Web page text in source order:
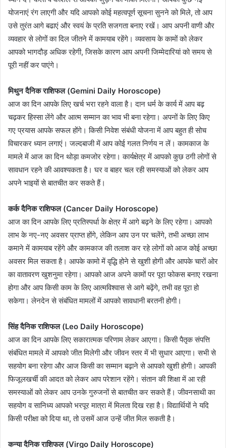
योजनाएं रंग लाएगी और यदि आपको कोई महत्वपूर्ण सूचना सुनने को मिले, तो आप
उसे तुरंत आगे बढाएं और स्वयं के प्रति सजगता बनाए रखें। आप अपनी वाणी और
व्यवहार से लोगों का दिल जीतने में कामयाब रहेंगे। व्यवसाय के कामों को लेकर
आपको भागदौड़ अधिक रहेगी, जिसके कारण आप अपनी जिम्मेदारियां को समय से
पूरी नहीं कर पाएंगे।
मिथुन दैनिक राशिफल (Gemini Daily Horoscope)
आज का दिन आपके लिए खर्च भरा रहने वाला है। दान धर्म के कार्य में आप बढ़
चढ़कर हिस्सा लेंगे और आत्म सम्मान का भाव भी बना रहेगा। अपनों के लिए किए
गए प्रयास आपके सफल होंगे। किसी निवेश संबंधी योजना में आप बहुत ही सोच
विचारकर ध्यान लगाएं। जल्दबाजी में आप कोई गलत निर्णय न लें। कामकाज के
मामले में आज का दिन थोड़ा कमजोर रहेगा। कार्यक्षेत्र में आपको कुछ ठगी लोगों से
सावधान रहने की आवश्यकता है। घर व बाहर चल रही समस्याओं को लेकर आप
अपने भाइयों से बातचीत कर सकते हैं।
कर्क दैनिक राशिफल (Cancer Daily Horoscope)
आज का दिन आपके लिए प्रतिस्पर्धा के क्षेत्र में आगे बढ़ने के लिए रहेगा। आपको
लाभ के नए-नए अवसर प्राप्त होंगे, लेकिन आप उन पर चलेंगे, तभी अच्छा लाभ
कमाने में कामयाब रहेंगे और कामकाज की तलाश कर रहे लोगों को आज कोई अच्छा
अवसर मिल सकता है। आपके कामो में वृद्धि होने से खुशी होगी और आपके चारों ओर
का वातावरण खुशनुमा रहेगा। आपको आज अपने कामों पर पूरा फोकस बनाए रखना
होगा और आप किसी काम के लिए आत्मविश्वास से आगे बढ़ेंगे, तभी वह पूरा हो
सकेगा। लेनदेन से संबंधित मामलों में आपको सावधानी बरतनी होगी।
सिंह दैनिक राशिफल (Leo Daily Horoscope)
आज का दिन आपके लिए सकारात्मक परिणाम लेकर आएगा। किसी पैतृक संपत्ति
संबंधित मामले में आपको जीत मिलेगी और जीवन स्तर में भी सुधार आएगा। सभी से
सहयोग बना रहेगा और आज किसी का सम्मान बढ़ाने से आपको खुशी होगी। आपकी
फिजूलखर्ची की आदत को लेकर आप परेशान रहेंगे। संतान की शिक्षा में आ रही
समस्याओं को लेकर आप उनके गुरुजनों से बातचीत कर सकते हैं। जीवनसाथी का
सहयोग व सानिध्य आपको भरपूर मात्रा में मिलता दिख रहा है। विद्यार्थियों ने यदि
किसी परीक्षा को दिया था, तो उसमें आज उन्हें जीत मिल सकती है।
कन्या दैनिक राशिफल (Virgo Daily Horoscope)